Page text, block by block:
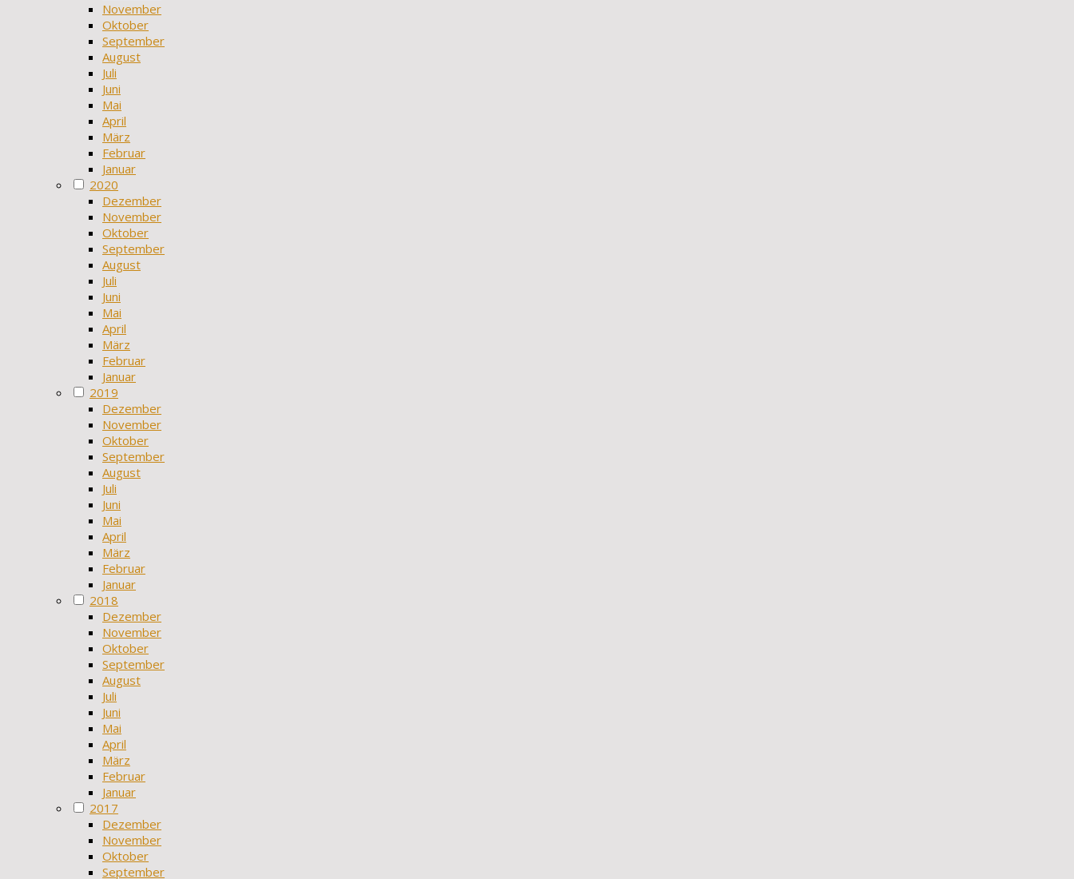
November
Oktober
September
August
Juli
Juni
Mai
April
März
Februar
Januar
2020
Dezember
November
Oktober
September
August
Juli
Juni
Mai
April
März
Februar
Januar
2019
Dezember
November
Oktober
September
August
Juli
Juni
Mai
April
März
Februar
Januar
2018
Dezember
November
Oktober
September
August
Juli
Juni
Mai
April
März
Februar
Januar
2017
Dezember
November
Oktober
September